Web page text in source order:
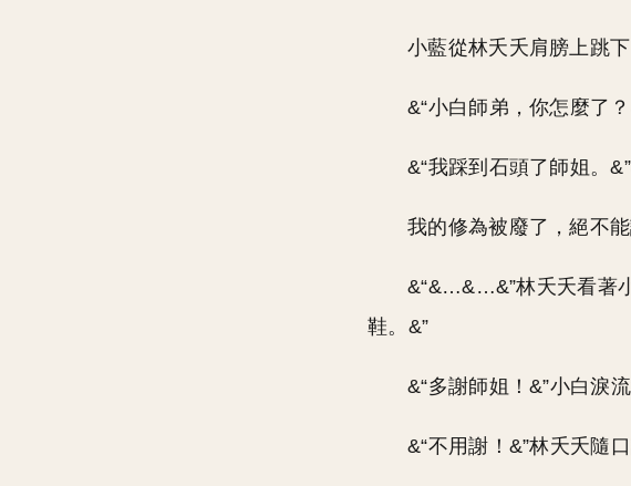
小藍從林夭夭肩膀上跳
&“小白師弟，你怎麼了
&“我踩到石頭了師姐。
我的修為被廢了，絕不能
&“&…&…&”林夭夭看著
鞋。&”
&“多謝師姐！&”小白淚流
&“不用謝！&”林夭夭隨